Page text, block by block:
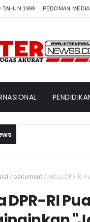
TAHUN 1999 PEDOMAN
/ parlement/ Ketua DPR-RI
DPR-RI